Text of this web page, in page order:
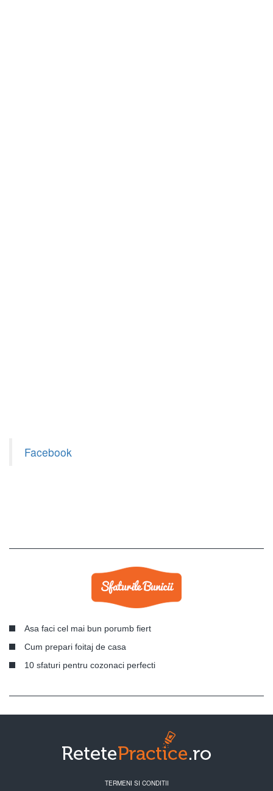
Facebook
Asa faci cel mai bun porumb fiert
Cum prepari foitaj de casa
10 sfaturi pentru cozonaci perfecti
TERMENI SI CONDITII